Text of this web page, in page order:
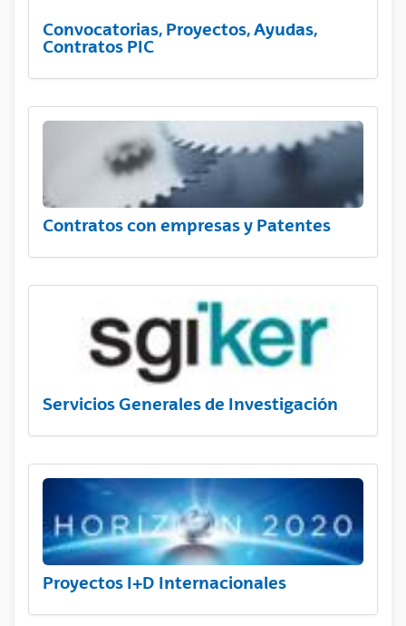
Convocatorias, Proyectos, Ayudas,
Contratos PIC
Contratos con empresas y Patentes
Servicios Generales de Investigación
Proyectos I+D Internacionales